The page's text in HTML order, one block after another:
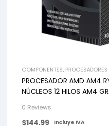
COMPONENTES, PROCESADORES
PROCESADOR AMD AM4
NÚCLEOS 12 HILOS AM4
0 Reviews
$144.99 Incluye IVA